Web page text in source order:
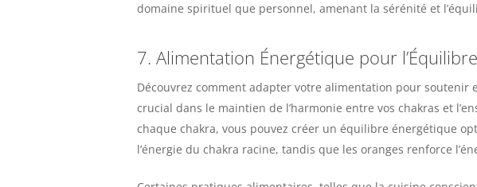
domaine spirituel que personnel, amenant la sérénité et
7. Alimentation Énergétique pour
Découvrez comment adapter votre alimentation pour
crucial dans le maintien de l’harmonie entre vos chakras et
chaque chakra, vous pouvez créer un équilibre énergétique
l’énergie du chakra racine, tandis que les oranges renforce